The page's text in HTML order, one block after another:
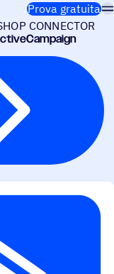
Prova gratuita
CONNECTOR